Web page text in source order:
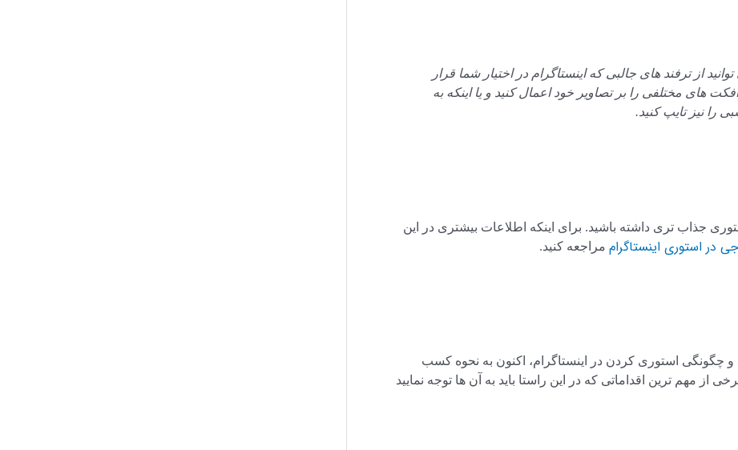
از ترفند های جالبی که اینستاگرام در اختیار شما قرار
های مختلفی را بر تصاویر خود اعمال کنید و یا اینکه به
را نیز تایپ کنید.
جذاب تری داشته باشید. برای اینکه اطلاعات بیشتری در این
در استوری اینستاگرام مراجعه کنید.
استوری کردن در اینستاگرام، اکنون به نحوه کسب
از مهم ترین اقداماتی که در این راستا باید به آن ها توجه نمایید